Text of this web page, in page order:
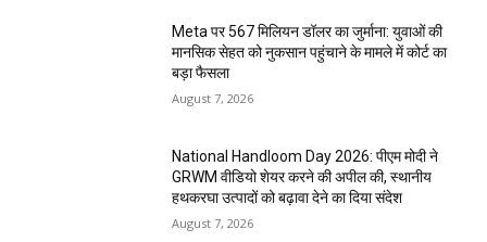
Meta पर 567 मिलियन डॉलर का जुर्माना: युवाओं की
मानसिक सेहत को नुकसान पहुंचाने के मामले में कोर्ट का
बड़ा फैसला
August 7, 2026
National Handloom Day 2026: पीएम मोदी ने
GRWM वीडियो शेयर करने की अपील की, स्थानीय
हथकरघा उत्पादों को बढ़ावा देने का दिया संदेश
August 7, 2026